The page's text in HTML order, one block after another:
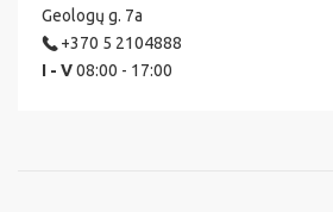
Geologų g. 7a
+370 5 2104888
I - V08:00 - 17:00